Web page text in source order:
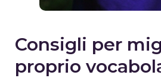
Consigli per
proprio